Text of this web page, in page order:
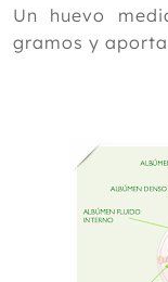
Un huevo
gramos y